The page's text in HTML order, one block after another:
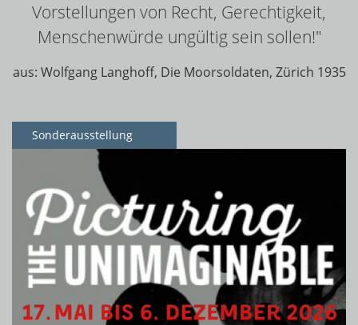
Vorstellungen von Recht, Gerechtigkeit,
Menschenwürde ungültig sein sollen!"
aus: Wolfgang Langhoff, Die Moorsoldaten, Zürich 1935
Sonderausstellung